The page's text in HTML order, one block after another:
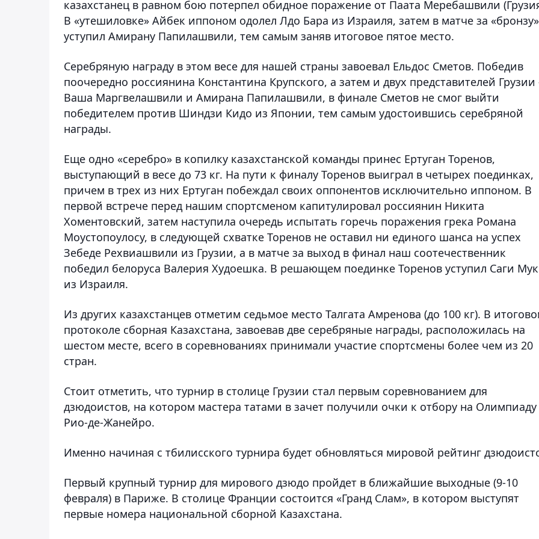
казахстанец в равном бою потерпел обидное поражение от Паата Меребашвили
В «утешиловке» Айбек иппоном одолел Лдо Бара из Израиля, затем в матче за «бронзу»
уступил Амирану Папилашвили, тем самым заняв итоговое пятое место.
Серебряную награду в этом весе для нашей страны завоевал Ельдос Сметов. Победив
поочередно россиянина Константина Крупского, а затем и двух представителей Грузии
Ваша Маргвелашвили и Амирана Папилашвили, в финале Сметов не смог выйти
победителем против Шиндзи Кидо из Японии, тем самым удостоившись серебряной
награды.
Еще одно «серебро» в копилку казахстанской команды принес Ертуган Торенов,
выступающий в весе до 73 кг. На пути к финалу Торенов выиграл в четырех поединках,
причем в трех из них Ертуган побеждал своих оппонентов исключительно иппоном. В
первой встрече перед нашим спортсменом капитулировал россиянин Никита
Хоментовский, затем наступила очередь испытать горечь поражения грека Романа
Моустопоулосу, в следующей схватке Торенов не оставил ни единого шанса на успех
Зебеде Рехвиашвили из Грузии, а в матче за выход в финал наш соотечественник
победил белоруса Валерия Худоешка. В решающем поединке Торенов уступил Саги
из Израиля.
Из других казахстанцев отметим седьмое место Талгата Амренова (до 100 кг). В
протоколе сборная Казахстана, завоевав две серебряные награды, расположилась на
шестом месте, всего в соревнованиях принимали участие спортсмены более чем из 20
стран.
Стоит отметить, что турнир в столице Грузии стал первым соревнованием для
дзюдоистов, на котором мастера татами в зачет получили очки к отбору на Олимпиаду
Рио-де-Жанейро.
Именно начиная с тбилисского турнира будет обновляться мировой рейтинг
Первый крупный турнир для мирового дзюдо пройдет в ближайшие выходные (9-10
февраля) в Париже. В столице Франции состоится «Гранд Слам», в котором выступят
первые номера национальной сборной Казахстана.